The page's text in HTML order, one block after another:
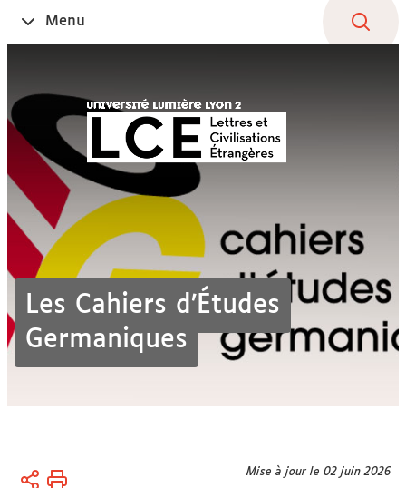
Ouvrir
le
Menu
Les Cahiers d’Études
Germaniques
Vous
Accueil
Mise à jour le 02 juin 2026